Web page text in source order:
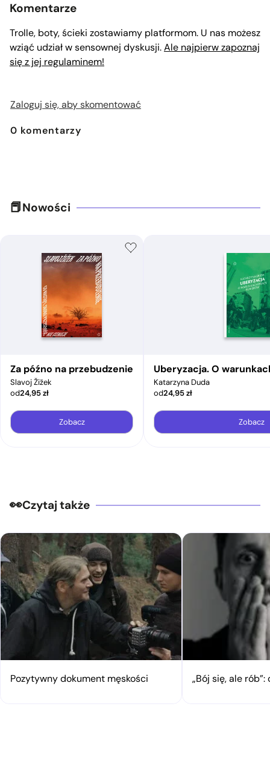
Komentarze
Trolle, boty, ścieki zostawiamy platformom. U nas możesz
wziąć udział w sensownej dyskusji.Ale najpierw zapoznaj
się z jej regulaminem!
Zaloguj się, aby skomentować
0 komentarzy
Nowości
Za późno na przebudzenie
Slavoj Žižek
od24,95zł
Zobacz
Uberyzacja. O
Katarzyna Duda
od24,95zł
Zobacz
Czytaj także
Pozytywny dokument męskości „Bój się, ale